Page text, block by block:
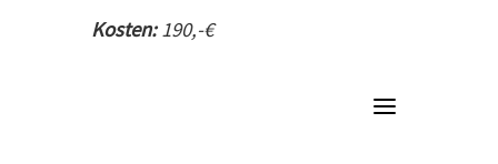
Kosten:190,-€